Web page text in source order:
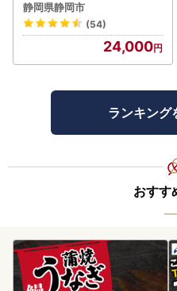
野菜 常温保存
静岡県静岡市
(54)
24,000
ランキング
おすす